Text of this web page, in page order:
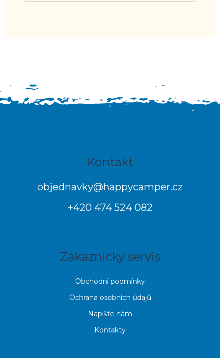
Kontakt
objednavky@happycamper.cz
+420 474 524 082
Zákaznický servis
Obchodní podmínky
Ochrana osobních údajů
Napište nám
Kontakty